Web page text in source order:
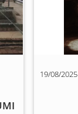
19/08/2025